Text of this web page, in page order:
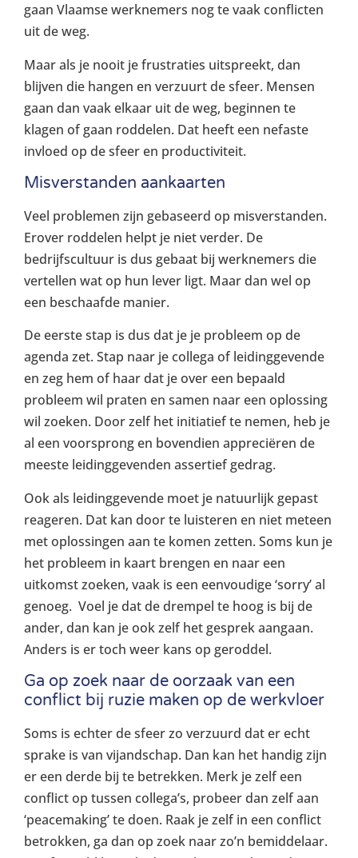
gaan Vlaamse werknemers nog te vaak conflicten
uit de weg.
Maar als je nooit je frustraties uitspreekt, dan
blijven die hangen en verzuurt de sfeer. Mensen
gaan dan vaak elkaar uit de weg, beginnen te
klagen of gaan roddelen. Dat heeft een nefaste
invloed op de sfeer en productiviteit.
Misverstanden aankaarten
Veel problemen zijn gebaseerd op misverstanden.
Erover roddelen helpt je niet verder. De
bedrijfscultuur is dus gebaat bij werknemers die
vertellen wat op hun lever ligt. Maar dan wel op
een beschaafde manier.
De eerste stap is dus dat je je probleem op de
agenda zet. Stap naar je collega of leidinggevende
en zeg hem of haar dat je over een bepaald
probleem wil praten en samen naar een oplossing
wil zoeken. Door zelf het initiatief te nemen, heb je
al een voorsprong en bovendien appreciëren de
meeste leidinggevenden assertief gedrag.
Ook als leidinggevende moet je natuurlijk gepast
reageren. Dat kan door te luisteren en niet meteen
met oplossingen aan te komen zetten. Soms kun je
het probleem in kaart brengen en naar een
uitkomst zoeken, vaak is een eenvoudige ‘sorry’ al
genoeg. Voel je dat de drempel te hoog is bij de
ander, dan kan je ook zelf het gesprek aangaan.
Anders is er toch weer kans op geroddel.
Ga op zoek naar de oorzaak van een
conflict bij ruzie maken op de werkvloer
Soms is echter de sfeer zo verzuurd dat er echt
sprake is van vijandschap. Dan kan het handig zijn
er een derde bij te betrekken. Merk je zelf een
conflict op tussen collega’s, probeer dan zelf aan
‘peacemaking’ te doen. Raak je zelf in een conflict
betrokken, ga dan op zoek naar zo’n bemiddelaar.